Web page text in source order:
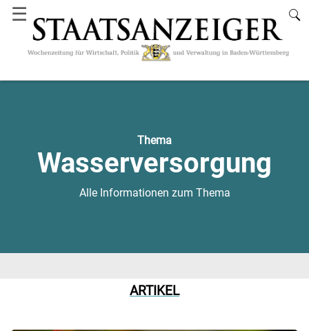
☰
Thema
Wasserversorgung
Alle Informationen zum Thema
ARTIKEL